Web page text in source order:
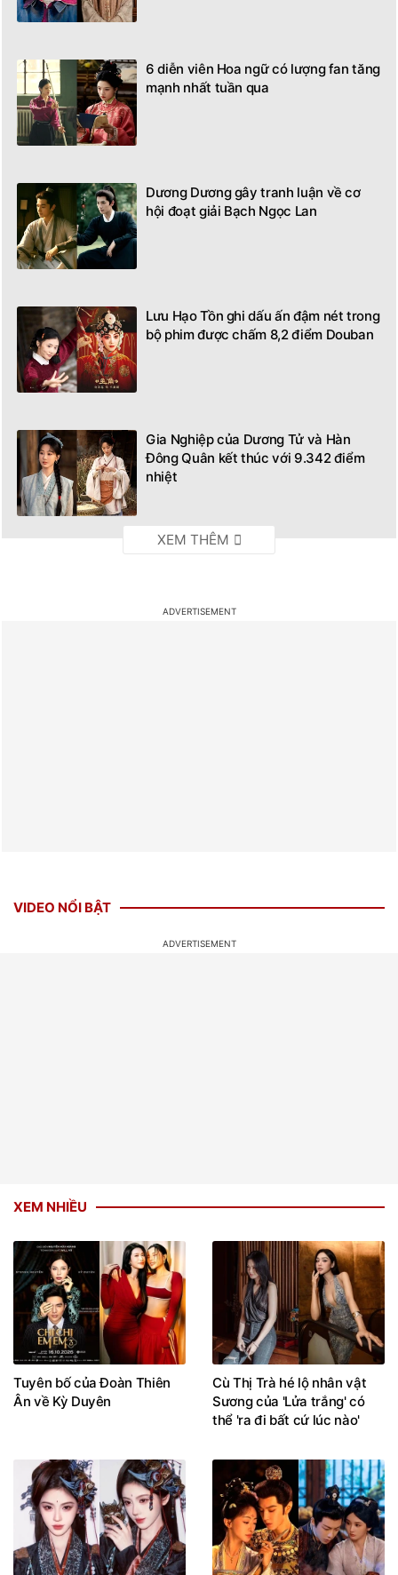
mạnh nhất tuần qua
hội đoạt giải Bạch Ngọc Lan
bộ phim được chấm 8,2 điểm Douban
Đông Quân kết thúc với 9.342 điểm
nhiệt
Tuyên bố của Đoàn Thiên
Ân về Kỳ Duyên
Cù Thị Trà hé lộ nhân vật
Sương của 'Lửa trắng' có
thể 'ra đi bất cứ lúc nào'